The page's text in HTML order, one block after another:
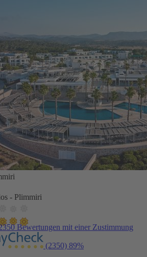
- Plimmiri
Bewertungen mit einer Zustimmung
(2350) 89%